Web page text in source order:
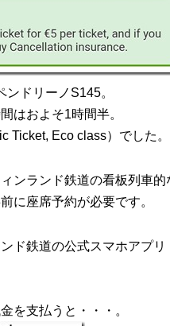
ドリーノS145。
はおよそ1時間半。
Ticket, Eco class）でした。
ンランド鉄道の看板列車的
に座席予約が必要です。
ド鉄道の公式スマホアプリ
を支払うと・・・。